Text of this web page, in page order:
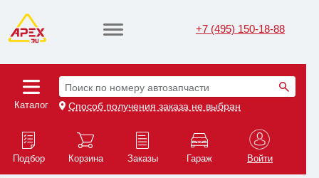
+7 (495) 150-18-88
Каталог
Поиск по номеру автозапчасти
Способ получения заказа не выбран
Подбор Корзина Заказы Гараж Войти